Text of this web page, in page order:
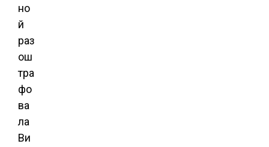
но
й
раз
ош
тра
фо
ва
ла
Ви